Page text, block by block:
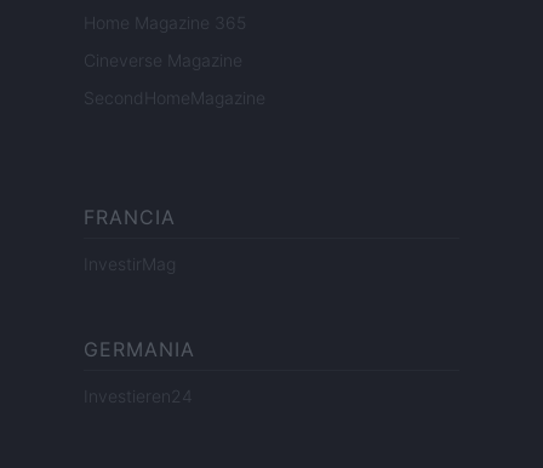
Home Magazine 365
Cineverse Magazine
SecondHomeMagazine
FRANCIA
InvestirMag
GERMANIA
Investieren24